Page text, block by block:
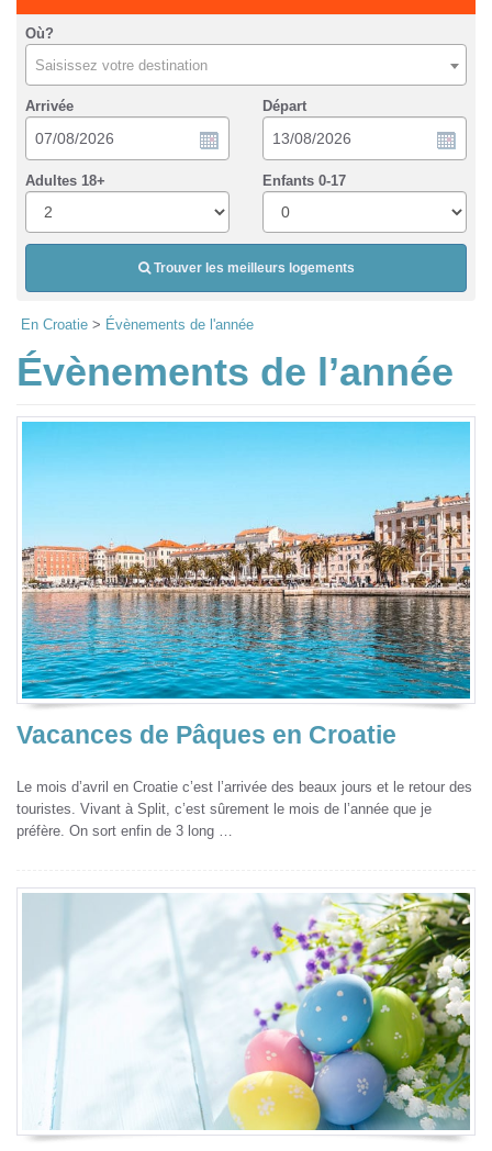
Où?
Saisissez votre destination
Arrivée Départ
Adultes 18+ Enfants 0-17
Trouver les meilleurs logements
En Croatie > Évènements de l'année
Évènements de l’année
Vacances de Pâques en Croatie
Le mois d’avril en Croatie c’est l’arrivée des beaux jours et le retour des
touristes. Vivant à Split, c’est sûrement le mois de l’année que je
préfère. On sort enfin de 3 long …